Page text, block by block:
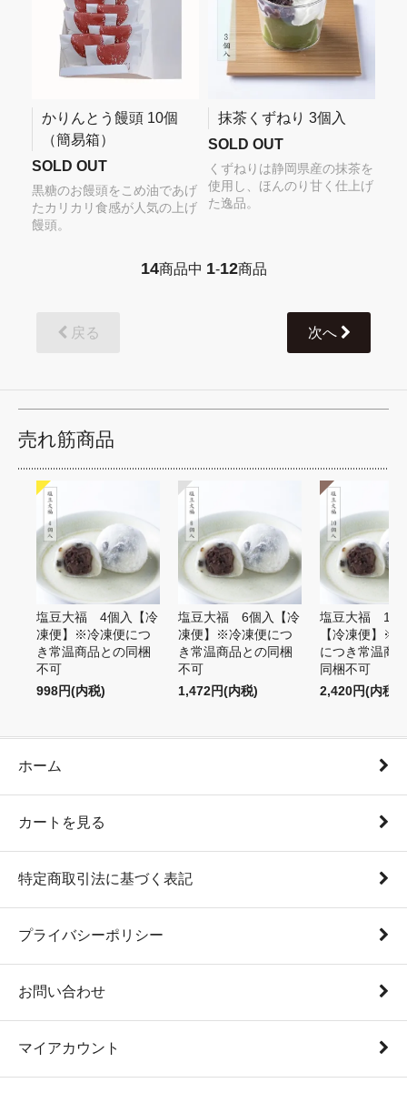
かりんとう饅頭 10個
（簡易箱）
SOLD OUT
黒糖のお饅頭をこめ油であげ
たカリカリ食感が人気の上げ
饅頭。
抹茶くずねり 3個入
SOLD OUT
くずねりは静岡県産の抹茶を
使用し、ほんのり甘く仕上げ
た逸品。
14商品中 1-12商品
戻る 次へ
売れ筋商品
塩豆大福 4個入【冷
凍便】※冷凍便につ
き常温商品との同梱
不可
998円(内税)
塩豆大福 6個入【冷
凍便】※冷凍便につ
き常温商品との同梱
不可
1,472円(内税)
塩豆大福 10
【冷凍便】※
につき常温商
同梱不可
2,420円(内税)
ホーム
カートを見る
特定商取引法に基づく表記
プライバシーポリシー
お問い合わせ
マイアカウント